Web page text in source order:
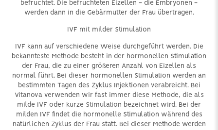
befruchtet. Die befruchteten Eizellen - die Embryonen -
werden dann in die Gebärmutter der Frau übertragen.
IVF mit milder Stimulation
IVF kann auf verschiedene Weise durchgeführt werden. Die
bekannteste Methode besteht in der hormonellen Stimulation
der Frau, die zu einer größeren Anzahl von Eizellen als
normal führt. Bei dieser hormonellen Stimulation werden an
bestimmten Tagen des Zyklus Injektionen verabreicht. Bei
Vitanova verwenden wir fast immer diese Methode, die als
milde IVF oder kurze Stimulation bezeichnet wird. Bei der
milden IVF findet die hormonelle Stimulation während des
natürlichen Zyklus der Frau statt. Bei dieser Methode werden